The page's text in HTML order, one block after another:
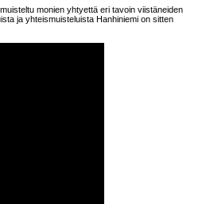
monien yhtyettä eri tavoin viistäneiden
ja yhteismuisteluista Hanhiniemi on sitten